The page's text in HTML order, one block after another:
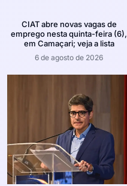
CIAT abre novas vagas de
emprego nesta quinta-feira (6),
em Camaçari; veja a lista
6 de agosto de 2026